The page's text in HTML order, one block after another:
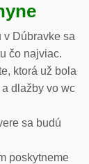
v Dúbravke sa
čo najviac.
ktorá už bola
dlažby vo wc
sa budú
poskytneme